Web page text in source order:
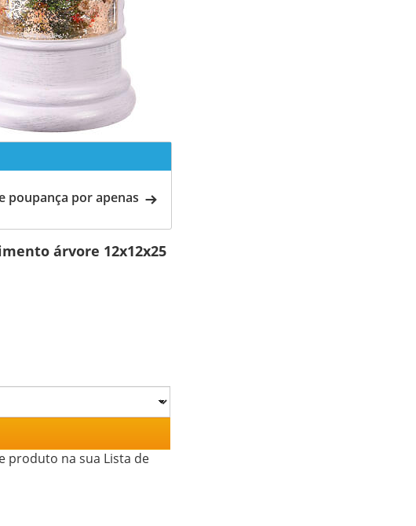
poupança por apenas
árvore 12x12x25
produto na sua Lista de